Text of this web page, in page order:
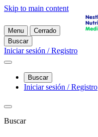
Skip to main content
Menu
Cerrado
Buscar
Iniciar sesión / Registro
Buscar
Iniciar sesión / Registro
Buscar